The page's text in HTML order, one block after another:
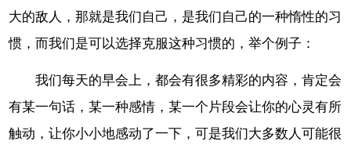
大的敌人，那就是我们自己，是我们自己的一种惰性的习
惯，而我们是可以选择克服这种习惯的，举个例子：
我们每天的早会上，都会有很多精彩的内容，肯定会
有某一句话，某一种感情，某一个片段会让你的心灵有所
触动，让你小小地感动了一下，可是我们大多数人可能很